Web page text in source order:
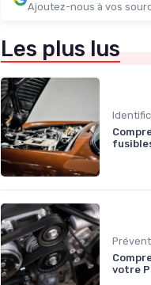
Ajoutez-nous à vos
Les plus lus
votre